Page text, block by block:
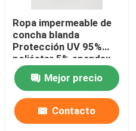
Ropa impermeable de
concha blanda
Protección UV 95%
poliéster 5% spandex
Mejor precio
Contacto